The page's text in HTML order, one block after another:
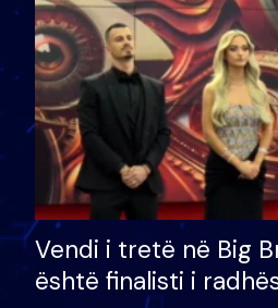
Vendi i tretë në Big
është finalisti i